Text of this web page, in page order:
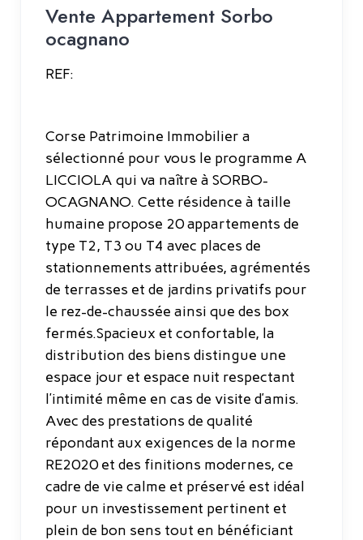
Vente Appartement Sorbo
ocagnano
REF:
Corse Patrimoine Immobilier a
sélectionné pour vous le programme A
LICCIOLA qui va naître à SORBO-
OCAGNANO. Cette résidence à taille
humaine propose 20 appartements de
type T2, T3 ou T4 avec places de
stationnements attribuées, agrémentés
de terrasses et de jardins privatifs pour
le rez-de-chaussée ainsi que des box
fermés.Spacieux et confortable, la
distribution des biens distingue une
espace jour et espace nuit respectant
l’intimité même en cas de visite d’amis.
Avec des prestations de qualité
répondant aux exigences de la norme
RE2020 et des finitions modernes, ce
cadre de vie calme et préservé est idéal
pour un investissement pertinent et
plein de bon sens tout en bénéficiant